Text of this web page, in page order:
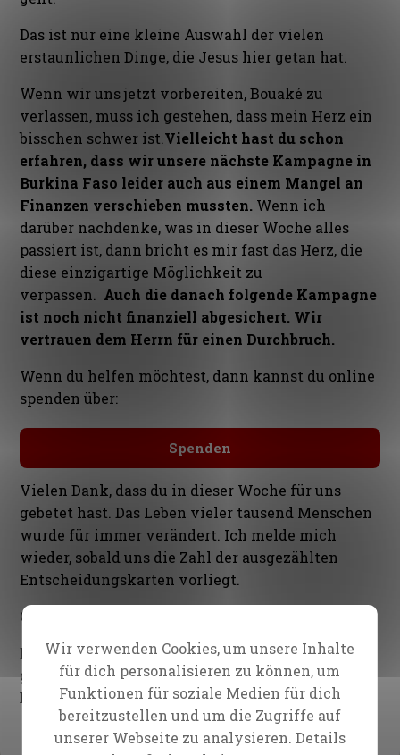
Das ist nur eine kleine Auswahl der vielen
erstaunlichen Dinge, die Jesus hier getan hat.
Wenn wir uns jetzt vorbereiten, Bouaké zu
verlassen, muss ich gestehen, dass mein Herz ein
bisschen schwer ist.Vielleicht hast du schon
erfahren, dass wir unsere nächste Kampagne in
Burkina Faso leider auch aus einem Mangel an
Finanzen verschieben mussten. Wenn ich
darüber nachdenke, was in dieser Woche alles
passiert ist, dann bricht es mir fast das Herz, die
diese einzigartige Möglichkeit zu
verpassen. Auch die danach folgende Kampagne
ist noch nicht finanziell abgesichert. Wir
vertrauen dem Herrn für einen Durchbruch.
Wenn du helfen möchtest, dann kannst du online
spenden über:
Spenden
Vielen Dank, dass du in dieser Woche für uns
gebetet hast. Das Leben vieler tausend Menschen
wurde für immer verändert. Ich melde mich
wieder, sobald uns die Zahl der ausgezählten
Entscheidungskarten vorliegt.
Gemeinsam mit dir für das Evangelium
Evangelist Daniel Kolenda
gemeinsam mit Reinhard Bonnke, Peter van den
Berg und dem gesamten CfaN-Team
Wir verwenden Cookies, um unsere Inhalte
für dich personalisieren zu können, um
Funktionen für soziale Medien für dich
bereitzustellen und um die Zugriffe auf
unserer Webseite zu analysieren. Details